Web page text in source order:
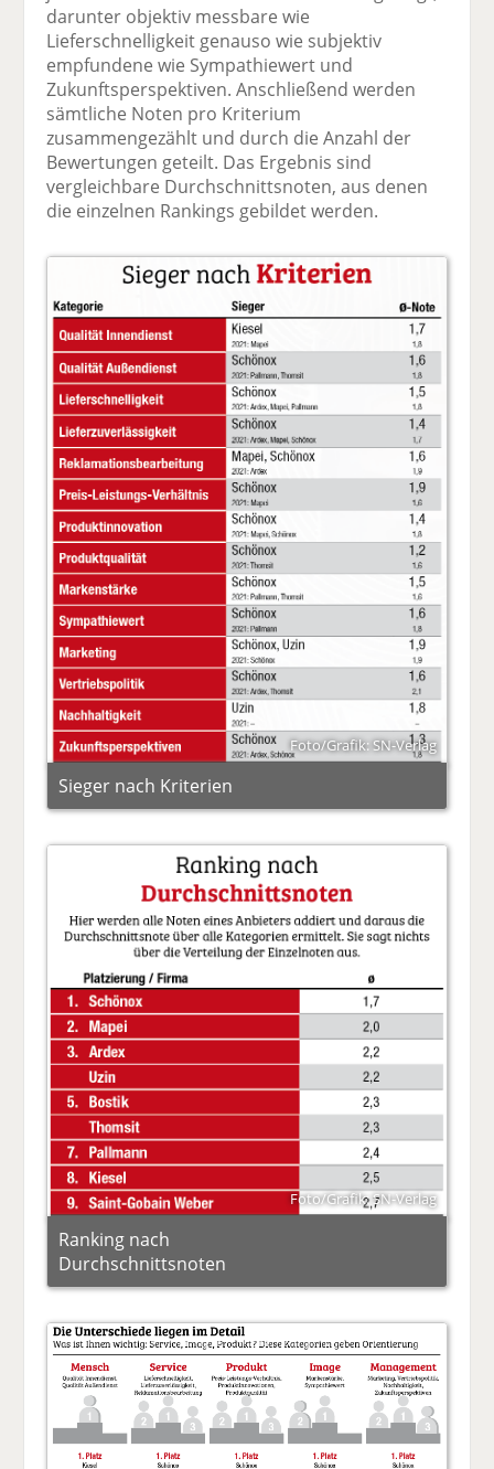
darunter objektiv messbare wie
Lieferschnelligkeit genauso wie subjektiv
empfundene wie Sympathiewert und
Zukunftsperspektiven. Anschließend werden
sämtliche Noten pro Kriterium
zusammengezählt und durch die Anzahl der
Bewertungen geteilt. Das Ergebnis sind
vergleichbare Durchschnittsnoten, aus denen
die einzelnen Rankings gebildet werden.
Foto/Grafik: SN-Verlag
Sieger nach Kriterien
Foto/Grafik: SN-Verlag
Ranking nach
Durchschnittsnoten